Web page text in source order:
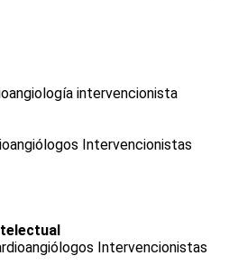
intervencionista
Intervencionistas
Intervencionistas